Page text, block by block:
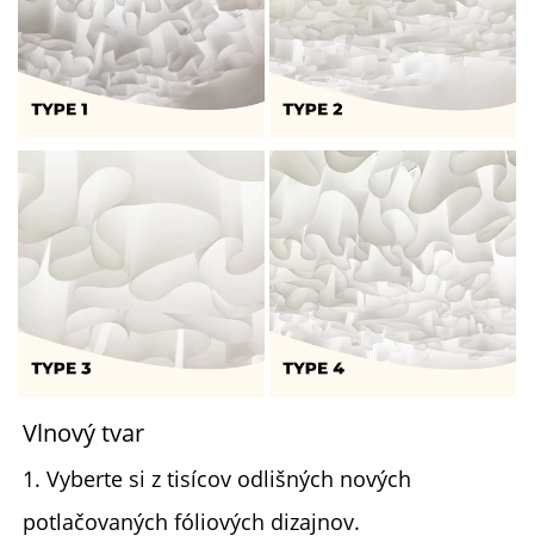
Vlnový tvar
1. Vyberte si z tisícov odlišných nových
potlačovaných fóliových dizajnov.